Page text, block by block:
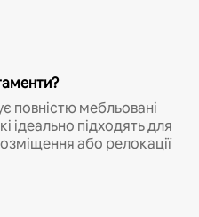
повністю мебльовані
ідеально підходять для
або релокації